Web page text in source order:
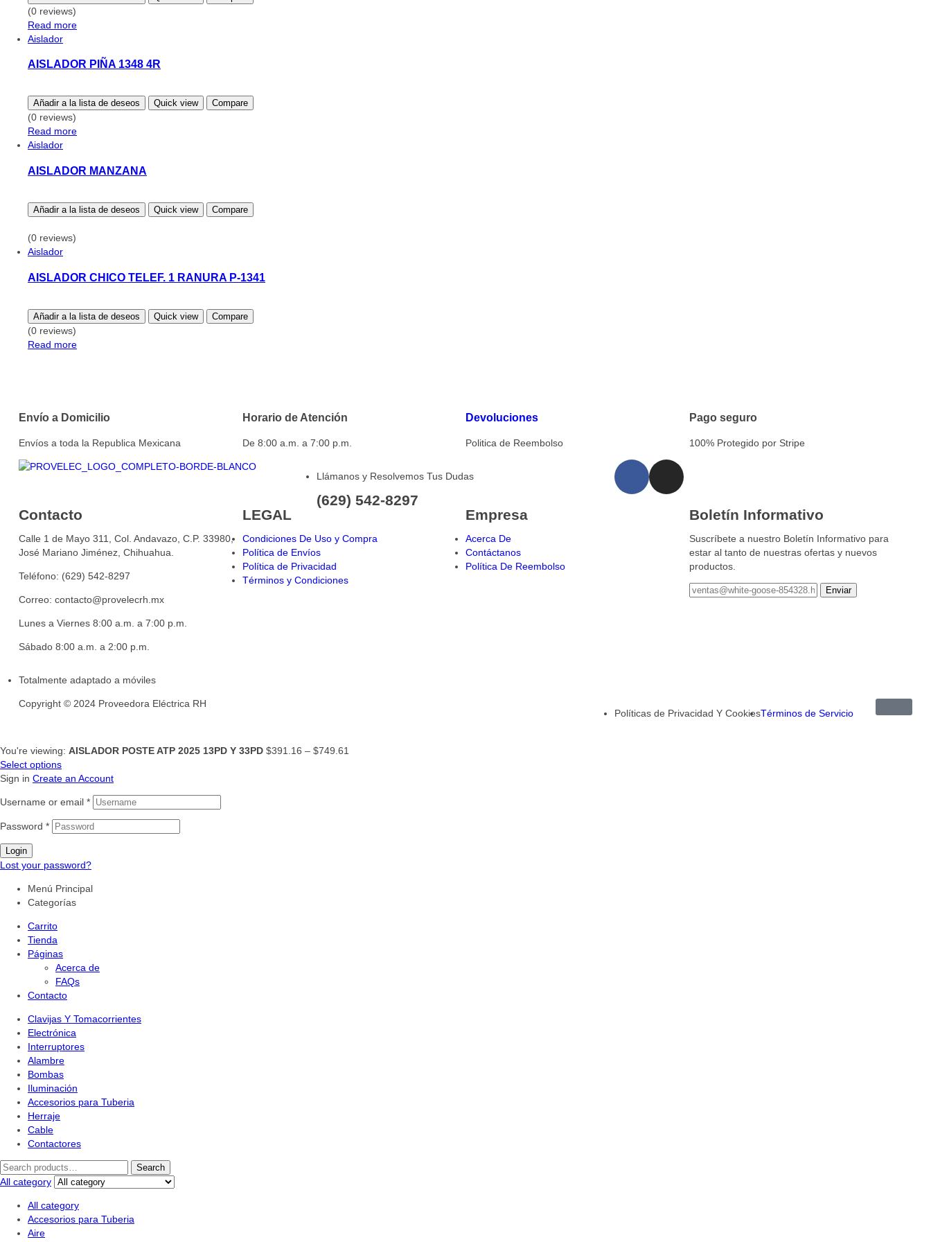
(0 reviews)
Read more
Aislador
AISLADOR PIÑA 1348 4R
Añadir a la lista de deseos Quick view Compare
(0 reviews)
Read more
Aislador
AISLADOR MANZANA
Añadir a la lista de deseos Quick view Compare
(0 reviews)
Aislador
AISLADOR CHICO TELEF. 1 RANURA P-1341
Añadir a la lista de deseos Quick view Compare
(0 reviews)
Read more
Envío a Domicilio
Envíos a toda la Republica Mexicana
Horario de Atención
De 8:00 a.m. a 7:00 p.m.
Devoluciones
Politica de Reembolso
Pago seguro
100% Protegido por Stripe
Llámanos y Resolvemos Tus Dudas
(629) 542-8297
Contacto
Calle 1 de Mayo 311, Col. Andavazo, C.P. 33980,
José Mariano Jiménez, Chihuahua.
Teléfono: (629) 542-8297
Correo: contacto@provelecrh.mx
Lunes a Viernes 8:00 a.m. a 7:00 p.m.
Sábado 8:00 a.m. a 2:00 p.m.
Totalmente adaptado a móviles
LEGAL
Condiciones De Uso y Compra
Política de Envíos
Política de Privacidad
Términos y Condiciones
Empresa
Acerca De
Contáctanos
Política De Reembolso
Boletín Informativo
Suscríbete a nuestro Boletín Informativo para
estar al tanto de nuestras ofertas y nuevos
productos.
Copyright © 2024 Proveedora Eléctrica RH
Políticas de Privacidad Y CookiesTérminos de Servicio
You're viewing: AISLADOR POSTE ATP 2025 13PD Y 33PD $391.16 – $749.61
Select options
Sign in Create an Account
Username or email *
Password *
Login
Lost your password?
Menú Principal
Categorías
Carrito
Tienda
Páginas
Acerca de
FAQs
Contacto
Clavijas Y Tomacorrientes
Electrónica
Interruptores
Alambre
Bombas
Iluminación
Accesorios para Tuberia
Herraje
Cable
Contactores
Search
All category
All category
Accesorios para Tuberia
Aire